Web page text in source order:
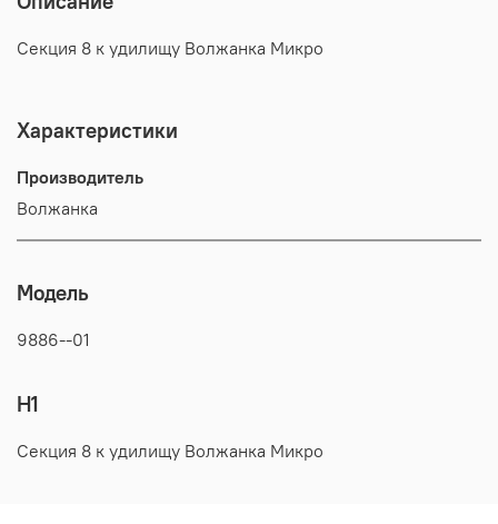
Секция 8 к удилищу Волжанка Микро
Характеристики
Производитель
Волжанка
Модель
9886--01
H1
Секция 8 к удилищу Волжанка Микро